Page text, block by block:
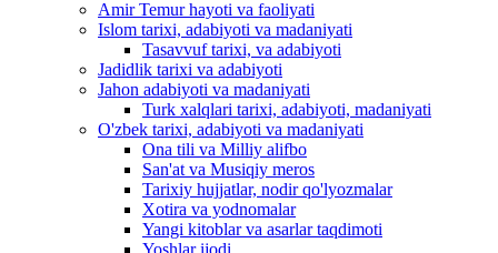
Amir Temur hayoti va faoliyati
Islom tarixi, adabiyoti va madaniyati
Tasavvuf tarixi, va adabiyoti
Jadidlik tarixi va adabiyoti
Jahon adabiyoti va madaniyati
Turk xalqlari tarixi, adabiyoti, madaniyati
O'zbek tarixi, adabiyoti va madaniyati
Ona tili va Milliy alifbo
San'at va Musiqiy meros
Tarixiy hujjatlar, nodir qo'lyozmalar
Xotira va yodnomalar
Yangi kitoblar va asarlar taqdimoti
Yoshlar ijodi